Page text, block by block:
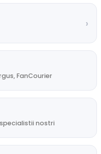
›
FanCourier
nostri